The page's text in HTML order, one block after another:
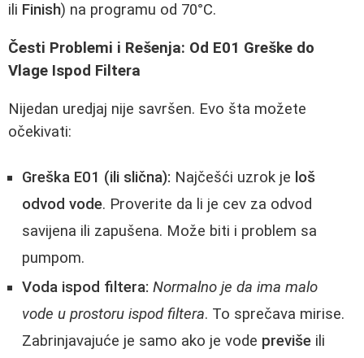
ili Finish) na programu od 70°C.
Česti Problemi i Rešenja: Od E01 Greške do
Vlage Ispod Filtera
Nijedan uredjaj nije savršen. Evo šta možete
očekivati:
Greška E01 (ili slična): Najčešći uzrok je loš
odvod vode. Proverite da li je cev za odvod
savijena ili zapušena. Može biti i problem sa
pumpom.
Voda ispod filtera: Normalno je da ima malo
vode u prostoru ispod filtera. To sprečava mirise.
Zabrinjavajuće je samo ako je vode previše ili